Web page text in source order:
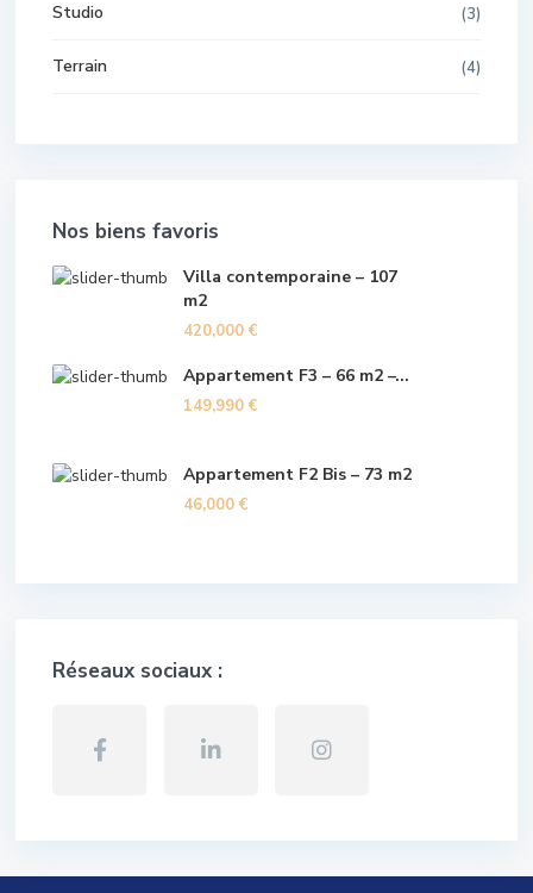
Studio (3)
Terrain (4)
Nos biens favoris
Villa contemporaine – 107
m2
420,000 €
Appartement F3 – 66 m2 –...
149,990 €
Appartement F2 Bis – 73 m2
46,000 €
Réseaux sociaux :